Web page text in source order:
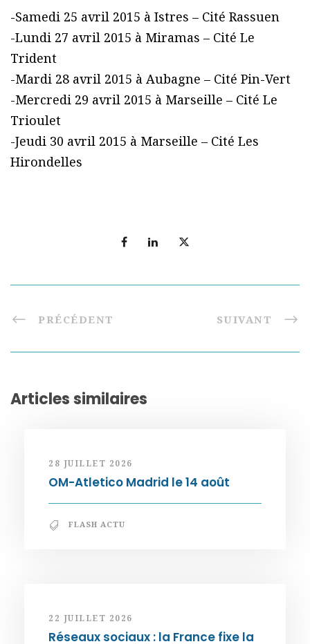
-Samedi 25 avril 2015 à Istres – Cité Rassuen
-Lundi 27 avril 2015 à Miramas – Cité Le
Trident
-Mardi 28 avril 2015 à Aubagne – Cité Pin-Vert
-Mercredi 29 avril 2015 à Marseille – Cité Le
Trioulet
-Jeudi 30 avril 2015 à Marseille – Cité Les
Hirondelles
PRÉCÉDENT SUIVANT
Articles similaires
28 JUILLET 2026
OM-Atletico Madrid le 14 août
FLASH ACTU
22 JUILLET 2026
Réseaux sociaux : la France fixe la